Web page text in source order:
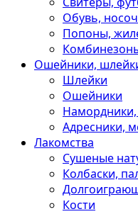
Обувь,
Попоны,
Ошейники,
Шлейки
Ошейники
Намордники,
Адресники,
Лакомства
Сушеные
Колбаски,
Кости